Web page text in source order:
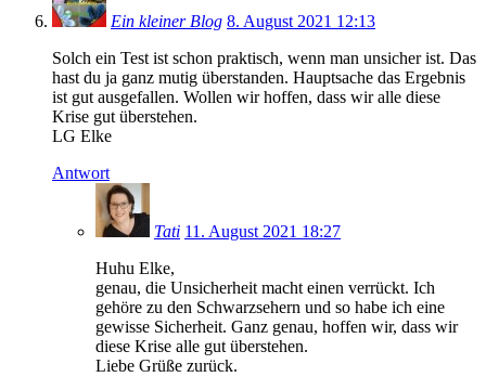
Ein kleiner Blog 8. August 2021 12:13
Solch ein Test ist schon praktisch, wenn man unsicher ist. Das
hast du ja ganz mutig überstanden. Hauptsache das Ergebnis
ist gut ausgefallen. Wollen wir hoffen, dass wir alle diese
Krise gut überstehen.
LG Elke
Antwort
Tati 11. August 2021 18:27
Huhu Elke,
genau, die Unsicherheit macht einen verrückt. Ich
gehöre zu den Schwarzsehern und so habe ich eine
gewisse Sicherheit. Ganz genau, hoffen wir, dass wir
diese Krise alle gut überstehen.
Liebe Grüße zurück.